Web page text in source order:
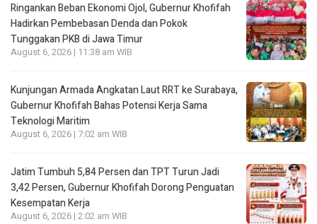
Ringankan Beban Ekonomi Ojol, Gubernur Khofifah
Hadirkan Pembebasan Denda dan Pokok
Tunggakan PKB di Jawa Timur
August 6, 2026 | 11:38 am WIB
Kunjungan Armada Angkatan Laut RRT ke Surabaya,
Gubernur Khofifah Bahas Potensi Kerja Sama
Teknologi Maritim
August 6, 2026 | 7:02 am WIB
Jatim Tumbuh 5,84 Persen dan TPT Turun Jadi
3,42 Persen, Gubernur Khofifah Dorong Penguatan
Kesempatan Kerja
August 6, 2026 | 2:02 am WIB